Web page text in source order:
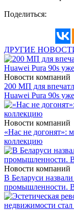
Поделиться:
ДРУГИЕ
Новости компаний
200 МП для
Huawei Pura 90s
Новости компаний
«Нас не догонят»:
коллекцию
Новости компаний
В Беларуси
промышленности.